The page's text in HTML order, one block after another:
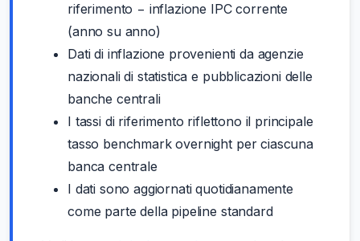
riferimento − inflazione IPC corrente
(anno su anno)
Dati di inflazione provenienti da agenzie
nazionali di statistica e pubblicazioni delle
banche centrali
I tassi di riferimento riflettono il principale
tasso benchmark overnight per ciascuna
banca centrale
I dati sono aggiornati quotidianamente
come parte della pipeline standard